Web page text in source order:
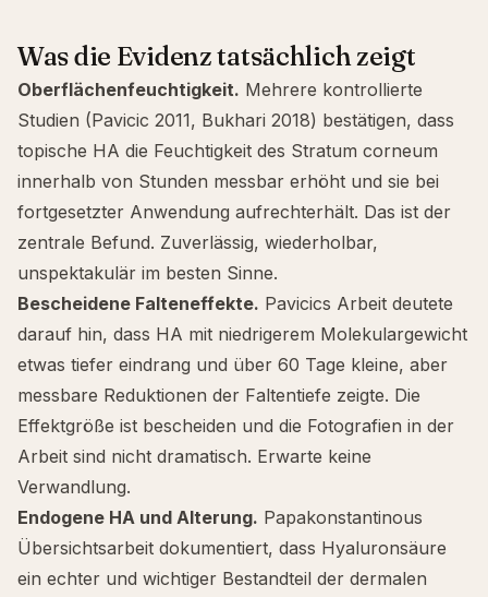
Was die Evidenz tatsächlich zeigt
Oberflächenfeuchtigkeit. Mehrere kontrollierte
Studien (Pavicic 2011, Bukhari 2018) bestätigen, dass
topische HA die Feuchtigkeit des Stratum corneum
innerhalb von Stunden messbar erhöht und sie bei
fortgesetzter Anwendung aufrechterhält. Das ist der
zentrale Befund. Zuverlässig, wiederholbar,
unspektakulär im besten Sinne.
Bescheidene Falteneffekte. Pavicics Arbeit deutete
darauf hin, dass HA mit niedrigerem Molekulargewicht
etwas tiefer eindrang und über 60 Tage kleine, aber
messbare Reduktionen der Faltentiefe zeigte. Die
Effektgröße ist bescheiden und die Fotografien in der
Arbeit sind nicht dramatisch. Erwarte keine
Verwandlung.
Endogene HA und Alterung. Papakonstantinous
Übersichtsarbeit dokumentiert, dass Hyaluronsäure
ein echter und wichtiger Bestandteil der dermalen